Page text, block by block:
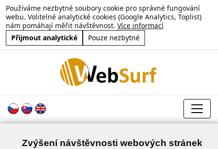
Používáme nezbytné soubory cookie pro správné fungování
webu. Volitelné analytické cookies (Google Analytics, Toplist)
nám pomáhají měřit návštěvnost. Více informací
Přijmout analytické
Pouze nezbytné
Zvýšení návštěvnosti webových stránek